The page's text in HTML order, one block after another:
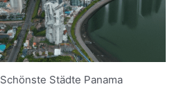
Schönste Städte Panama